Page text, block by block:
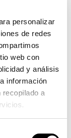
personalizar
de redes
web con
y análisis
información
recopilado a
más
mueve en
por
la
de 5500ºK
los